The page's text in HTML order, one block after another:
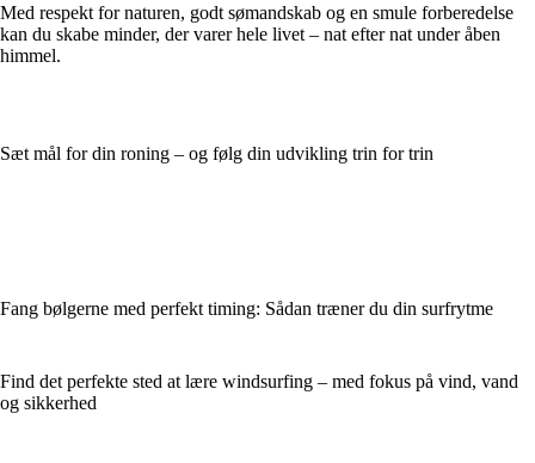
Med respekt for naturen, godt sømandskab og en smule forberedelse
kan du skabe minder, der varer hele livet – nat efter nat under åben
himmel.
Sæt mål for din roning – og følg din udvikling trin for trin
Fang bølgerne med perfekt timing: Sådan træner du din surfrytme
Find det perfekte sted at lære windsurfing – med fokus på vind, vand
og sikkerhed